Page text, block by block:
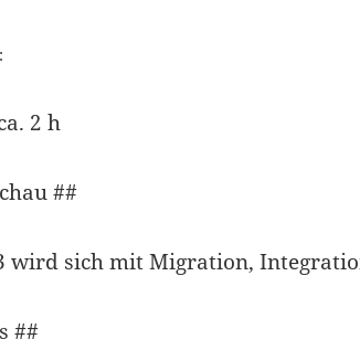
2 h
##
wird sich mit Migration,
##